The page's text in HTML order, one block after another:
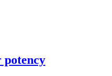
potency